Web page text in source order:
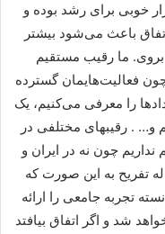
خوبی برای رشد بوده و
باعث می‌شود بیشتر
ما رقیب مستقیم
فعالیت‌هایمان گسترده
را معرفی می‌کنیم، یک
و… . رقیبهای مختلفی در
چون نه در ایران و
تفریح به این صورت که
تجربه جامعی را ارائه
شد و اگر اتفاق بیافتد